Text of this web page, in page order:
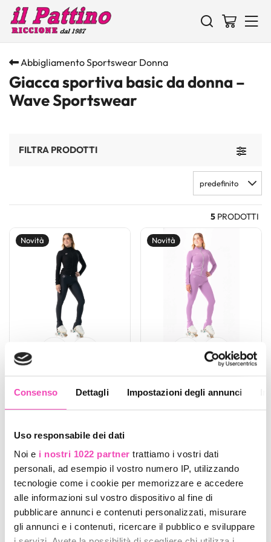
Consenso Dettagli Impostazioni degli annunci
Uso responsabile dei dati
Noi e i nostri 1022 partner trattiamo i vostri dati
personali, ad esempio il vostro numero IP, utilizzando
tecnologie come i cookie per memorizzare e accedere
alle informazioni sul vostro dispositivo al fine di
pubblicare annunci e contenuti personalizzati, misurare
gli annunci e i contenuti, ricercare il pubblico e sviluppare
Abbigliamento Sportswear Donna
Giacca sportiva basic da donna –
Wave Sportswear
Toggle
FILTRA PRODOTTI
predefinito
5 PRODOTTI
Novità
Giacca Basic in Lycra
Donna Nero
Novità
Giacca Basic in Lycra
Donna Lilla
Novità Novità